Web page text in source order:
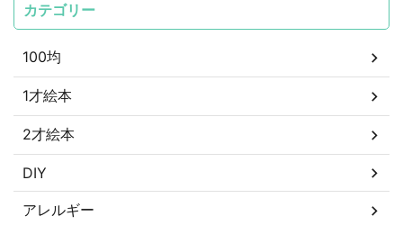
カテゴリー
100均
1才絵本
2才絵本
DIY
アレルギー